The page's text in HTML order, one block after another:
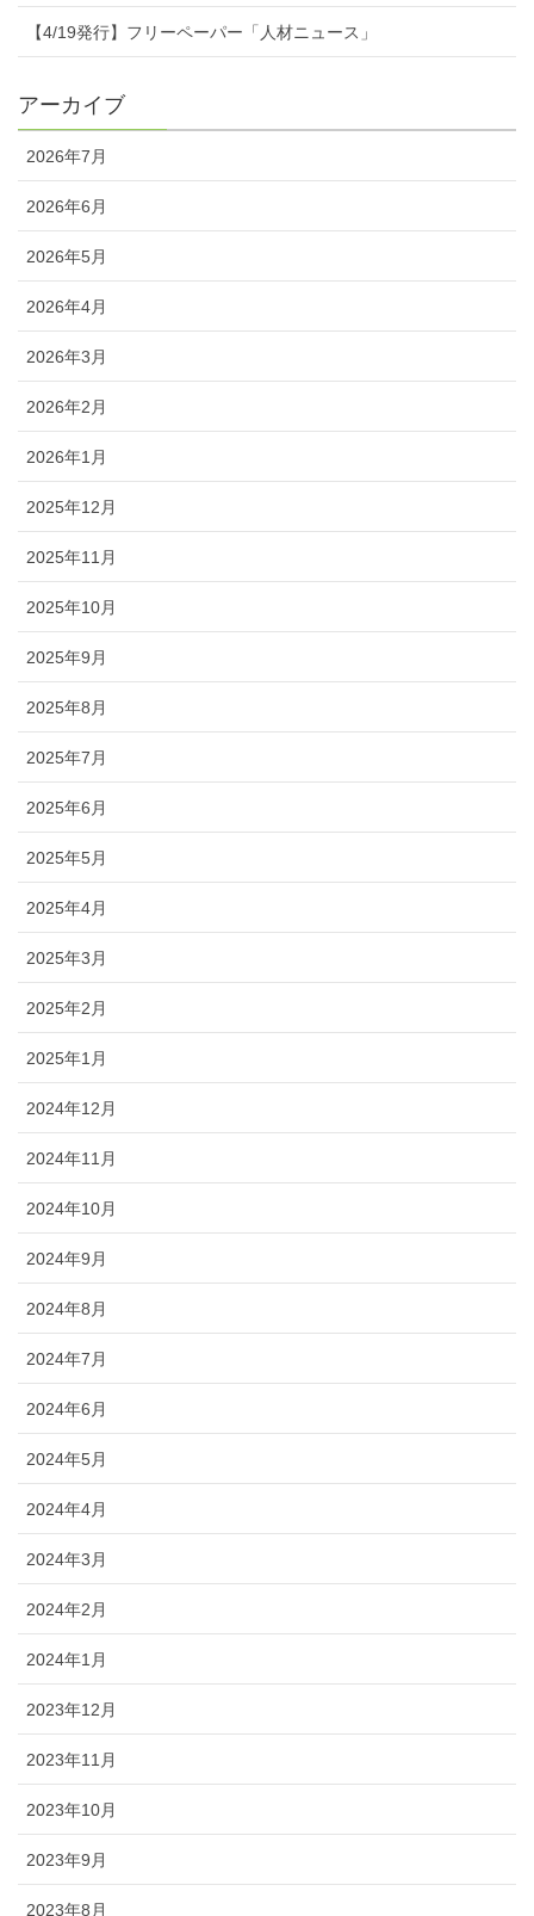
【4/19発行】フリーペーパー「人材ニュース」
アーカイブ
2026年7月
2026年6月
2026年5月
2026年4月
2026年3月
2026年2月
2026年1月
2025年12月
2025年11月
2025年10月
2025年9月
2025年8月
2025年7月
2025年6月
2025年5月
2025年4月
2025年3月
2025年2月
2025年1月
2024年12月
2024年11月
2024年10月
2024年9月
2024年8月
2024年7月
2024年6月
2024年5月
2024年4月
2024年3月
2024年2月
2024年1月
2023年12月
2023年11月
2023年10月
2023年9月
2023年8月